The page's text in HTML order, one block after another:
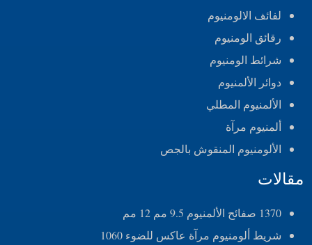
لفائف الالومنيوم
رقائق الومنيوم
شرائط الومنيوم
دوائر الألمنيوم
الألمنيوم المطلي
ألمنيوم مرآة
الألومنيوم المنقوش بالجص
مقالات
1370 صفائح الألمنيوم 9.5 مم 12 مم
شريط ألومنيوم مرآة عاكس للضوء 1060